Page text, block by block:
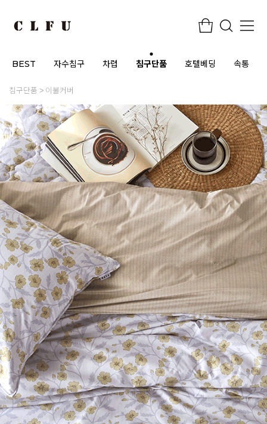
BEST 자수침구 차렵 침구단품 호텔베딩 속통
침구단품 이불커버